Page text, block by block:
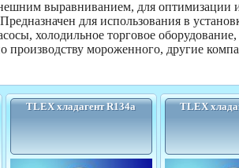
выравниванием, для оптимизации
Предназначен для использования в
холодильное торговое
производству мороженного, другие
TLEX хладагент R134а TLEX